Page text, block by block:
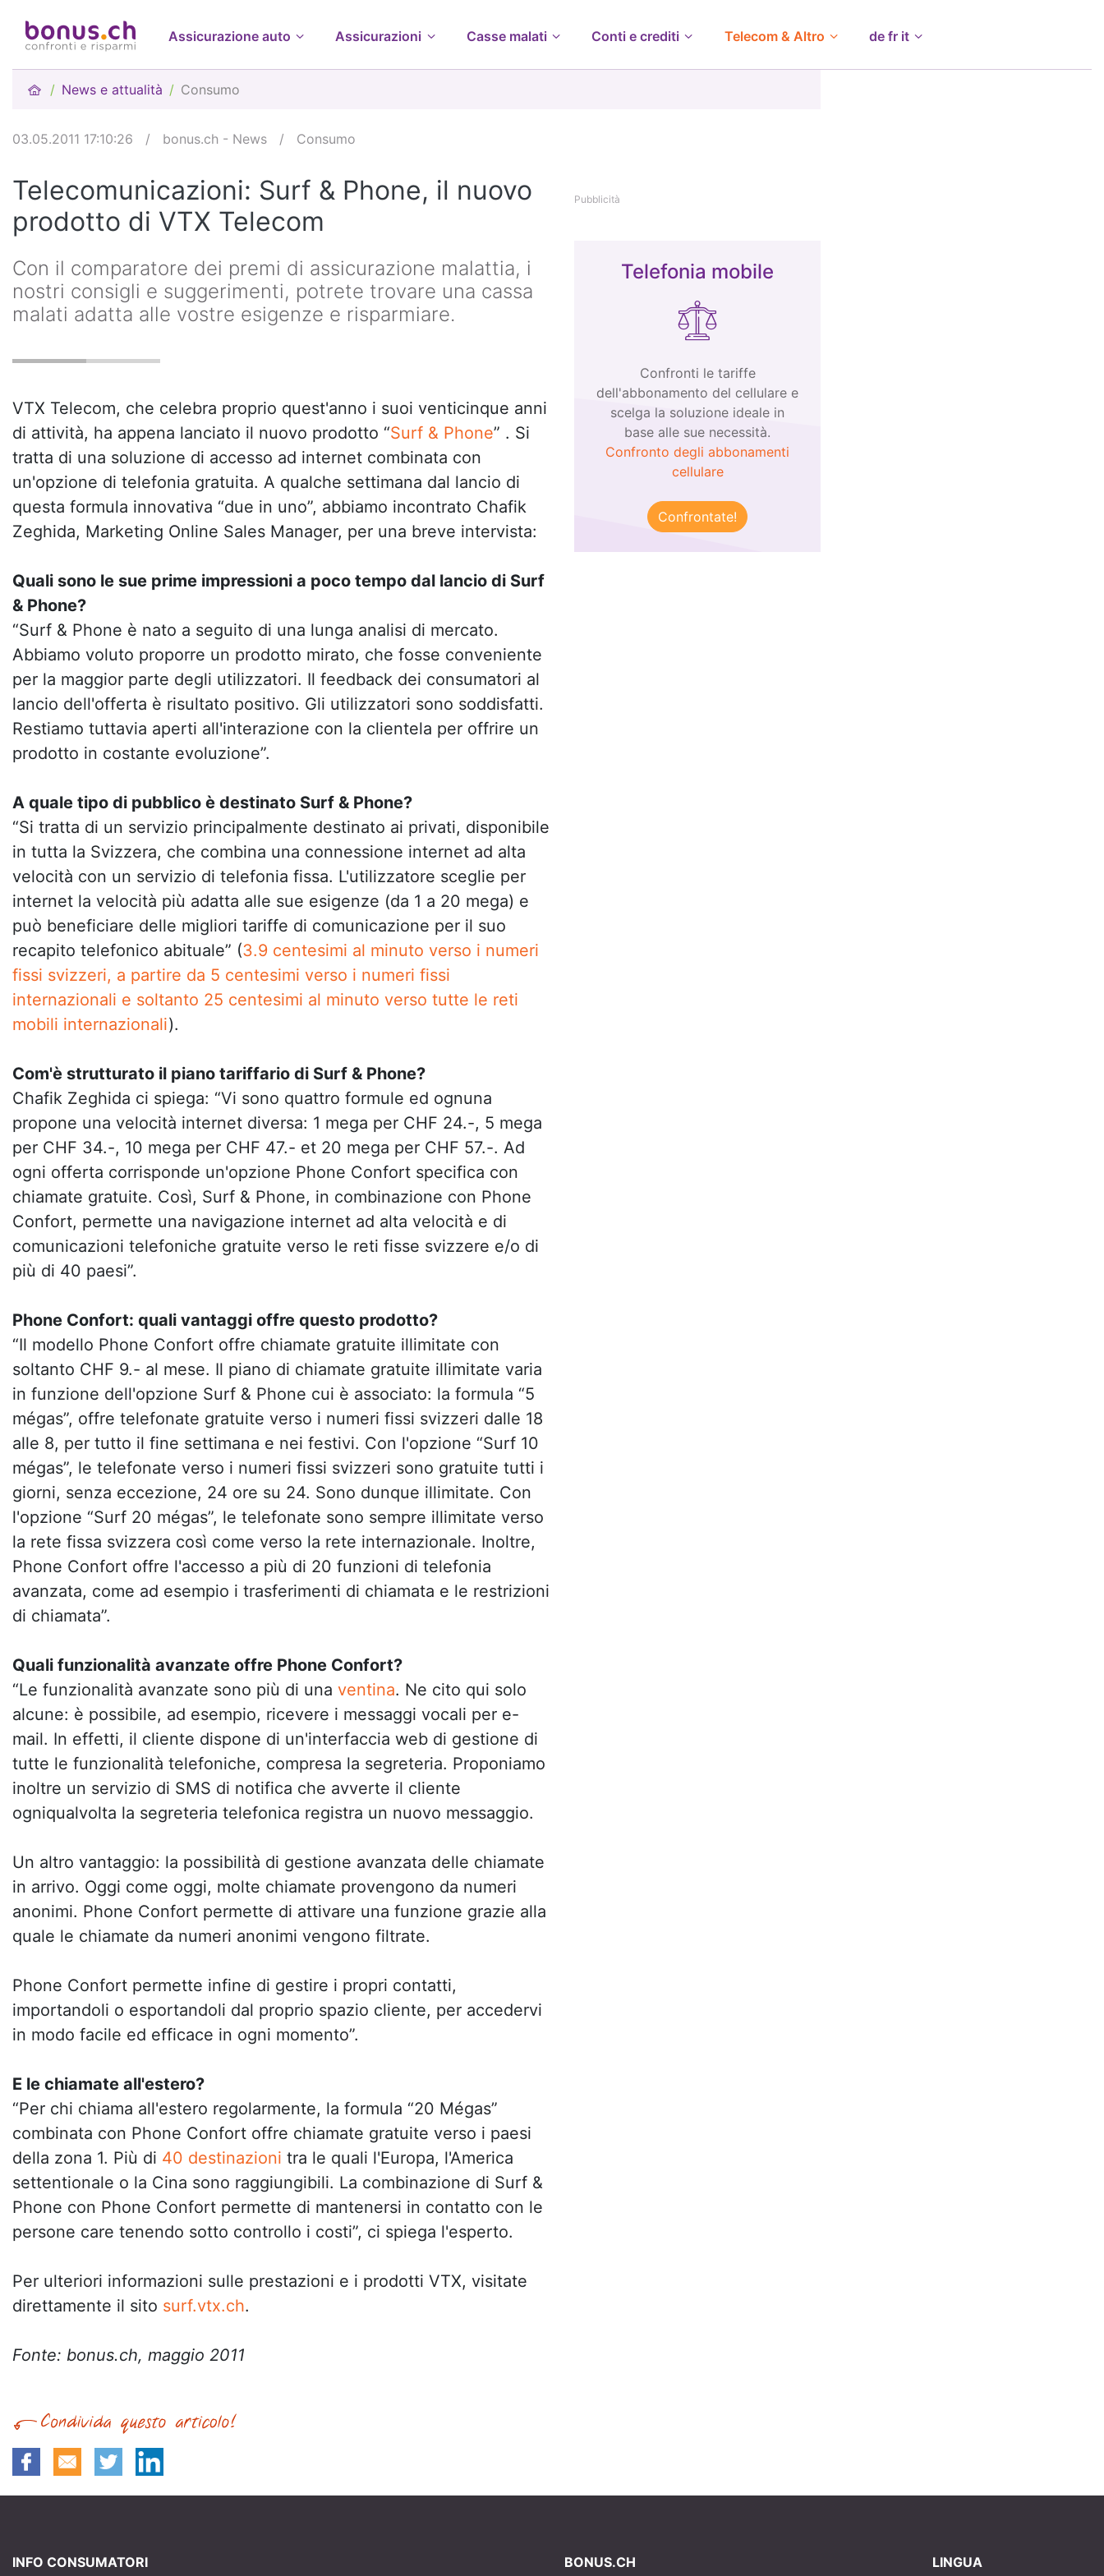
Assicurazione auto Assicurazioni Casse malati Conti e crediti Telecom & Altro de fr it
News e attualità Consumo
03.05.2011 17:10:26 / bonus.ch - News / Consumo
Telecomunicazioni: Surf & Phone, il nuovo
prodotto di VTX Telecom
Con il comparatore dei premi di assicurazione malattia, i
nostri consigli e suggerimenti, potrete trovare una cassa
malati adatta alle vostre esigenze e risparmiare.
VTX Telecom, che celebra proprio quest'anno i suoi venticinque anni
di attività, ha appena lanciato il nuovo prodotto “Surf & Phone” . Si
tratta di una soluzione di accesso ad internet combinata con
un'opzione di telefonia gratuita. A qualche settimana dal lancio di
questa formula innovativa “due in uno”, abbiamo incontrato Chafik
Zeghida, Marketing Online Sales Manager, per una breve intervista:
Quali sono le sue prime impressioni a poco tempo dal lancio di Surf
& Phone?
“Surf & Phone è nato a seguito di una lunga analisi di mercato.
Abbiamo voluto proporre un prodotto mirato, che fosse conveniente
per la maggior parte degli utilizzatori. Il feedback dei consumatori al
lancio dell'offerta è risultato positivo. Gli utilizzatori sono soddisfatti.
Restiamo tuttavia aperti all'interazione con la clientela per offrire un
prodotto in costante evoluzione”.
A quale tipo di pubblico è destinato Surf & Phone?
“Si tratta di un servizio principalmente destinato ai privati, disponibile
in tutta la Svizzera, che combina una connessione internet ad alta
velocità con un servizio di telefonia fissa. L'utilizzatore sceglie per
internet la velocità più adatta alle sue esigenze (da 1 a 20 mega) e
può beneficiare delle migliori tariffe di comunicazione per il suo
recapito telefonico abituale” (3.9 centesimi al minuto verso i numeri
fissi svizzeri, a partire da 5 centesimi verso i numeri fissi
internazionali e soltanto 25 centesimi al minuto verso tutte le reti
mobili internazionali).
Com'è strutturato il piano tariffario di Surf & Phone?
Chafik Zeghida ci spiega: “Vi sono quattro formule ed ognuna
propone una velocità internet diversa: 1 mega per CHF 24.-, 5 mega
per CHF 34.-, 10 mega per CHF 47.- et 20 mega per CHF 57.-. Ad
ogni offerta corrisponde un'opzione Phone Confort specifica con
chiamate gratuite. Così, Surf & Phone, in combinazione con Phone
Confort, permette una navigazione internet ad alta velocità e di
comunicazioni telefoniche gratuite verso le reti fisse svizzere e/o di
più di 40 paesi”.
Phone Confort: quali vantaggi offre questo prodotto?
“Il modello Phone Confort offre chiamate gratuite illimitate con
soltanto CHF 9.- al mese. Il piano di chiamate gratuite illimitate varia
in funzione dell'opzione Surf & Phone cui è associato: la formula “5
mégas”, offre telefonate gratuite verso i numeri fissi svizzeri dalle 18
alle 8, per tutto il fine settimana e nei festivi. Con l'opzione “Surf 10
mégas”, le telefonate verso i numeri fissi svizzeri sono gratuite tutti i
giorni, senza eccezione, 24 ore su 24. Sono dunque illimitate. Con
l'opzione “Surf 20 mégas”, le telefonate sono sempre illimitate verso
la rete fissa svizzera così come verso la rete internazionale. Inoltre,
Phone Confort offre l'accesso a più di 20 funzioni di telefonia
avanzata, come ad esempio i trasferimenti di chiamata e le restrizioni
di chiamata”.
Quali funzionalità avanzate offre Phone Confort?
“Le funzionalità avanzate sono più di una ventina. Ne cito qui solo
alcune: è possibile, ad esempio, ricevere i messaggi vocali per e-
mail. In effetti, il cliente dispone di un'interfaccia web di gestione di
tutte le funzionalità telefoniche, compresa la segreteria. Proponiamo
inoltre un servizio di SMS di notifica che avverte il cliente
ogniqualvolta la segreteria telefonica registra un nuovo messaggio.
Un altro vantaggio: la possibilità di gestione avanzata delle chiamate
in arrivo. Oggi come oggi, molte chiamate provengono da numeri
anonimi. Phone Confort permette di attivare una funzione grazie alla
quale le chiamate da numeri anonimi vengono filtrate.
Phone Confort permette infine di gestire i propri contatti,
importandoli o esportandoli dal proprio spazio cliente, per accedervi
in modo facile ed efficace in ogni momento”.
E le chiamate all'estero?
“Per chi chiama all'estero regolarmente, la formula “20 Mégas”
combinata con Phone Confort offre chiamate gratuite verso i paesi
della zona 1. Più di 40 destinazioni tra le quali l'Europa, l'America
settentionale o la Cina sono raggiungibili. La combinazione di Surf &
Phone con Phone Confort permette di mantenersi in contatto con le
persone care tenendo sotto controllo i costi”, ci spiega l'esperto.
Per ulteriori informazioni sulle prestazioni e i prodotti VTX, visitate
direttamente il sito surf.vtx.ch.
Fonte: bonus.ch, maggio 2011
Pubblicità
Telefonia mobile
Confronti le tariffe
dell'abbonamento del cellulare e
scelga la soluzione ideale in
base alle sue necessità.
Confronto degli abbonamenti
cellulare
Confrontate!
INFO CONSUMATORI BONUS.CH LINGUA